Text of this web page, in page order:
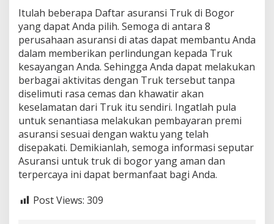
Itulah beberapa Daftar asuransi Truk di Bogor
yang dapat Anda pilih. Semoga di antara 8
perusahaan asuransi di atas dapat membantu Anda
dalam memberikan perlindungan kepada Truk
kesayangan Anda. Sehingga Anda dapat melakukan
berbagai aktivitas dengan Truk tersebut tanpa
diselimuti rasa cemas dan khawatir akan
keselamatan dari Truk itu sendiri. Ingatlah pula
untuk senantiasa melakukan pembayaran premi
asuransi sesuai dengan waktu yang telah
disepakati. Demikianlah, semoga informasi seputar
Asuransi untuk truk di bogor yang aman dan
terpercaya ini dapat bermanfaat bagi Anda.
Post Views: 309